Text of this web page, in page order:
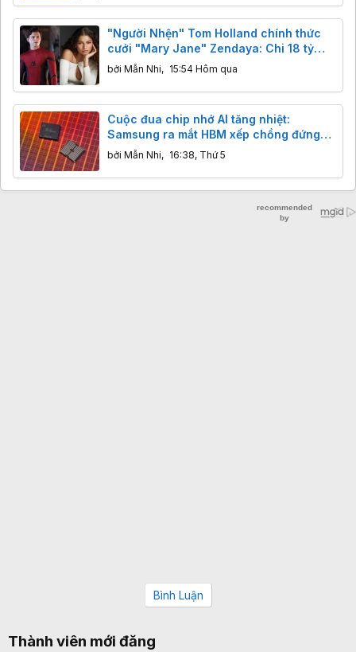
"Người Nhện" Tom Holland chính thức
cưới "Mary Jane" Zendaya: Chi 18 tỷ
bao trọn điền trang, khách đến dự không
được mang điện thoại
bởi Mẫn Nhi, 15:54 Hôm qua
Cuộc đua chip nhớ AI tăng nhiệt:
Samsung ra mắt HBM xếp chồng đứng
và NAND 400 lớp
bởi Mẫn Nhi, 16:38, Thứ 5
Bình Luận
Thành viên mới đăng